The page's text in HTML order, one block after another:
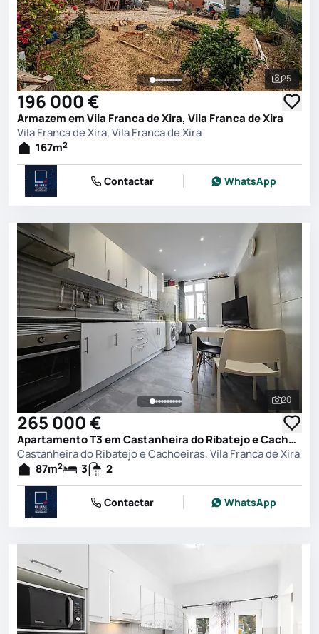
Ver
25
196 000 €
Armazem em Vila Franca de Xira, Vila Franca de Xira
Vila Franca de Xira, Vila Franca de Xira
167m2
Contactar WhatsApp
Ver
20
265 000 €
Apartamento T3 em Castanheira do Ribatejo e Cachoeiras, Vila Franca de Xira
Castanheira do Ribatejo e Cachoeiras, Vila Franca de Xira
87m2 3 2
Contactar WhatsApp